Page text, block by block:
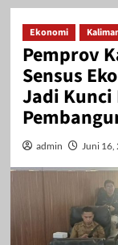
Ekonomi
Pemprov
Sensus
Jadi Kunci
admin Juni 16,